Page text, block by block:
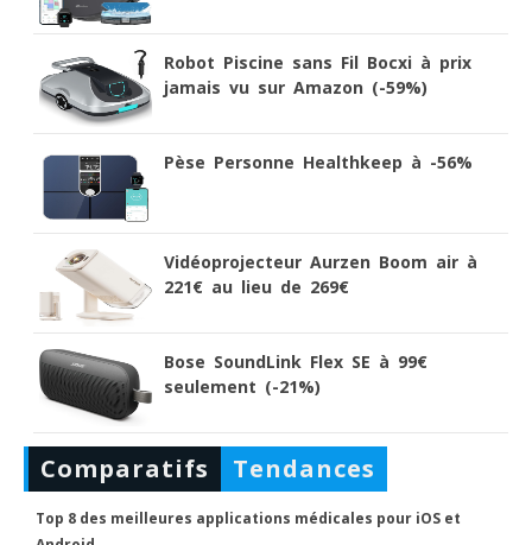
Robot Piscine sans Fil Bocxi à prix
jamais vu sur Amazon (-59%)
Pèse Personne Healthkeep à -56%
Vidéoprojecteur Aurzen Boom air à
221€ au lieu de 269€
Bose SoundLink Flex SE à 99€
seulement (-21%)
Comparatifs Tendances
Top 8 des meilleures applications médicales pour iOS et